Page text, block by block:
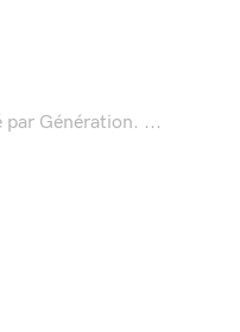
par Génération. ...